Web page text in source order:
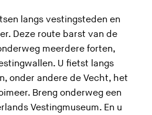
r
l
a
a
t
d
e
langs vestingsteden en
Deze route barst van de
meerdere forten,
U fietst langs
onder andere de Vecht, het
Breng onderweg een
Vestingmuseum. En u